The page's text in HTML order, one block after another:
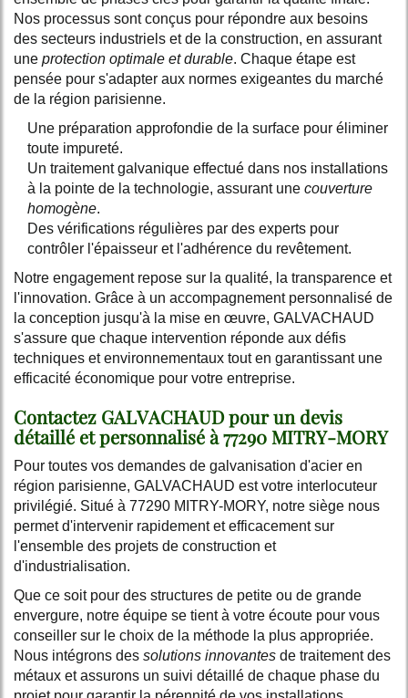
Nos processus sont conçus pour répondre aux besoins
des secteurs industriels et de la construction, en assurant
une protection optimale et durable. Chaque étape est
pensée pour s'adapter aux normes exigeantes du marché
de la région parisienne.
Une préparation approfondie de la surface pour éliminer
toute impureté.
Un traitement galvanique effectué dans nos installations
à la pointe de la technologie, assurant une couverture
homogène.
Des vérifications régulières par des experts pour
contrôler l'épaisseur et l'adhérence du revêtement.
Notre engagement repose sur la qualité, la transparence et
l'innovation. Grâce à un accompagnement personnalisé de
la conception jusqu'à la mise en œuvre, GALVACHAUD
s'assure que chaque intervention réponde aux défis
techniques et environnementaux tout en garantissant une
efficacité économique pour votre entreprise.
Contactez GALVACHAUD pour un devis
détaillé et personnalisé à 77290 MITRY-MORY
Pour toutes vos demandes de galvanisation d'acier en
région parisienne, GALVACHAUD est votre interlocuteur
privilégié. Situé à 77290 MITRY-MORY, notre siège nous
permet d'intervenir rapidement et efficacement sur
l'ensemble des projets de construction et
d'industrialisation.
Que ce soit pour des structures de petite ou de grande
envergure, notre équipe se tient à votre écoute pour vous
conseiller sur le choix de la méthode la plus appropriée.
Nous intégrons des solutions innovantes de traitement des
métaux et assurons un suivi détaillé de chaque phase du